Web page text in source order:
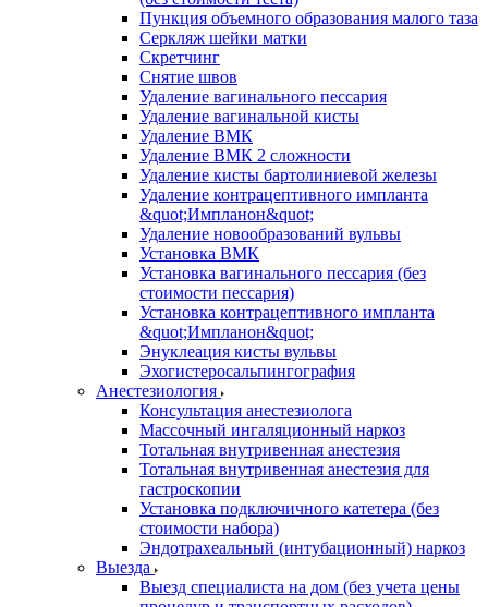
Пункция объемного образования малого таза
Серкляж шейки матки
Скретчинг
Снятие швов
Удаление вагинального пессария
Удаление вагинальной кисты
Удаление ВМК
Удаление ВМК 2 сложности
Удаление кисты бартолиниевой железы
Удаление контрацептивного импланта
&quot;Импланон&quot;
Удаление новообразований вульвы
Установка ВМК
Установка вагинального пессария (без
стоимости пессария)
Установка контрацептивного импланта
&quot;Импланон&quot;
Энуклеация кисты вульвы
Эхогистеросальпингография
Анестезиология
Консультация анестезиолога
Массочный ингаляционный наркоз
Тотальная внутривенная анестезия
Тотальная внутривенная анестезия для
гастроскопии
Установка подключичного катетера (без
стоимости набора)
Эндотрахеальный (интубационный) наркоз
Выезда
Выезд специалиста на дом (без учета цены